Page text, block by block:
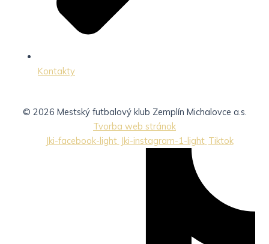
Kontakty
© 2026 Mestský futbalový klub Zemplín Michalovce a.s.
Tvorba web stránok
Jki-facebook-light Jki-instagram-1-light Tiktok